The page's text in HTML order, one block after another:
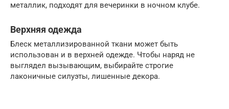
металлик, подходят для вечеринки в ночном клубе.
Верхняя одежда
Блеск металлизированной ткани может быть
использован и в верхней одежде. Чтобы наряд не
выглядел вызывающим, выбирайте строгие
лаконичные силуэты, лишенные декора.